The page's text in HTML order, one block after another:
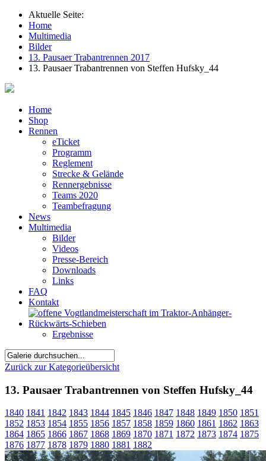
Aktuelle Seite:
Home
Multimedia
Bilder
13. Pausaer Trabantrennen 2017
13. Pausaer Trabantrennen von Steffen Hufsky_44
Home
Shop
Rennen
eTicket
Programm
Reglement
Strecke & Gelände
Rennergebnisse
Teams 2020
Teambefragung
News
Multimedia
Bilder
Videos
Presse-Bereich
Downloads
Links
FAQ
Kontakt
Ergebnisse
Zurück zur Kategorieübersicht
13. Pausaer Trabantrennen von Steffen Hufsky_44
1840 1841 1842 1843 1844 1845 1846 1847 1848 1849 1850 1851
1852 1853 1854 1855 1856 1857 1858 1859 1860 1861 1862 1863
1864 1865 1866 1867 1868 1869 1870 1871 1872 1873 1874 1875
1876 1877 1878 1879 1880 1881 1882